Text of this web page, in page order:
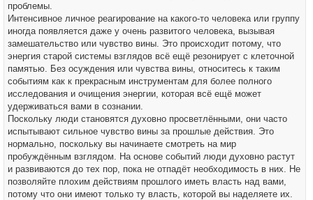
проблемы.
Интенсивное личное реагирование на какого-то человека или группу
иногда появляется даже у очень развитого человека, вызывая
замешательство или чувство вины. Это происходит потому, что
энергия старой системы взглядов всё ещё резонирует с клеточной
памятью. Без осуждения или чувства вины, относитесь к таким
событиям как к прекрасным инструментам для более полного
исследования и очищения энергии, которая всё ещё может
удерживаться вами в сознании.
Поскольку люди становятся духовно просветлёнными, они часто
испытывают сильное чувство вины за прошлые действия. Это
нормально, поскольку вы начинаете смотреть на мир
пробуждённым взглядом. На основе событий люди духовно растут
и развиваются до тех пор, пока не отпадёт необходимость в них. Не
позволяйте плохим действиям прошлого иметь власть над вами,
потому что они имеют только ту власть, которой вы наделяете их.